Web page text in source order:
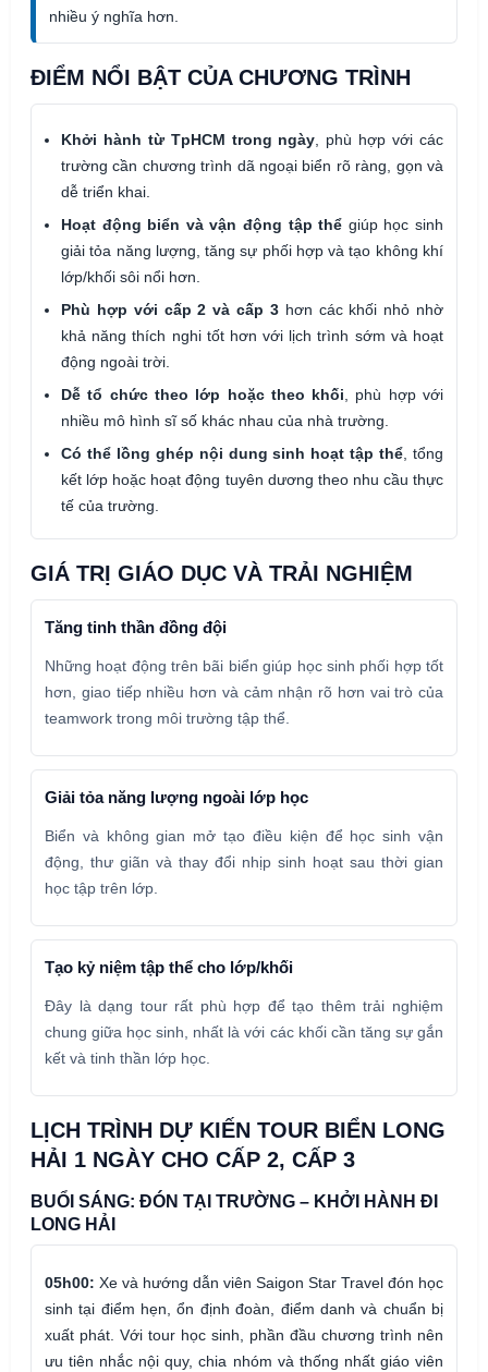
nhiều ý nghĩa hơn.
ĐIỂM NỔI BẬT CỦA CHƯƠNG TRÌNH
Khởi hành từ TpHCM trong ngày , phù hợp với các
trường cần chương trình dã ngoại biển rõ ràng, gọn và
dễ triển khai.
Hoạt động biển và vận động tập thể giúp học sinh
giải tỏa năng lượng, tăng sự phối hợp và tạo không khí
lớp/khối sôi nổi hơn.
Phù hợp với cấp 2 và cấp 3hơn các khối nhỏ nhờ
khả năng thích nghi tốt hơn với lịch trình sớm và hoạt
động ngoài trời.
Dễ tổ chức theo lớp hoặc theo khối , phù hợp với
nhiều mô hình sĩ số khác nhau của nhà trường.
Có thể lồng ghép nội dung sinh hoạt tập thể , tổng
kết lớp hoặc hoạt động tuyên dương theo nhu cầu thực
tế của trường.
GIÁ TRỊ GIÁO DỤC VÀ TRẢI NGHIỆM
Tăng tinh thần đồng đội
Những hoạt động trên bãi biển giúp học sinh phối hợp tốt
hơn, giao tiếp nhiều hơn và cảm nhận rõ hơn vai trò của
teamwork trong môi trường tập thể.
Giải tỏa năng lượng ngoài lớp học
Biển và không gian mở tạo điều kiện để học sinh vận
động, thư giãn và thay đổi nhịp sinh hoạt sau thời gian
học tập trên lớp.
Tạo kỷ niệm tập thể cho lớp/khối
Đây là dạng tour rất phù hợp để tạo thêm trải nghiệm
chung giữa học sinh, nhất là với các khối cần tăng sự gắn
kết và tinh thần lớp học.
LỊCH TRÌNH DỰ KIẾN TOUR BIỂN LONG
HẢI 1 NGÀY CHO CẤP 2, CẤP 3
BUỔI SÁNG: ĐÓN TẠI TRƯỜNG – KHỞI HÀNH ĐI
LONG HẢI
05h00: Xe và hướng dẫn viên Saigon Star Travel đón học
sinh tại điểm hẹn, ổn định đoàn, điểm danh và chuẩn bị
xuất phát. Với tour học sinh, phần đầu chương trình nên
ưu tiên nhắc nội quy, chia nhóm và thống nhất giáo viên